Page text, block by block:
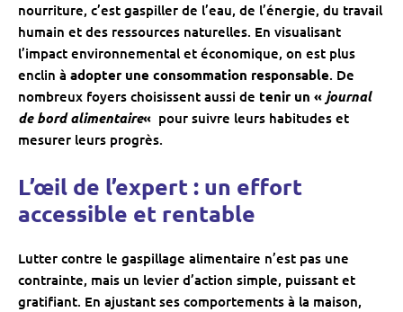
nourriture, c’est gaspiller de l’eau, de l’énergie, du travail
humain et des ressources naturelles. En visualisant
l’impact environnemental et économique, on est plus
enclin à adopter une consommation responsable. De
nombreux foyers choisissent aussi de tenir un « journal
de bord alimentaire« pour suivre leurs habitudes et
mesurer leurs progrès.
L’œil de l’expert : un effort
accessible et rentable
Lutter contre le gaspillage alimentaire n’est pas une
contrainte, mais un levier d’action simple, puissant et
gratifiant. En ajustant ses comportements à la maison,